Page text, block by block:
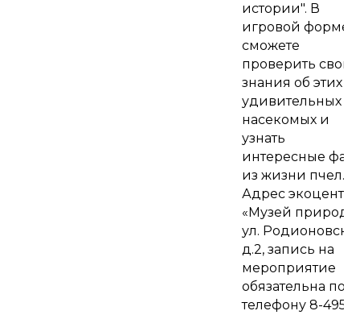
истории". В
игровой форме
сможете
проверить свои
знания об этих
удивительных
насекомых и
узнать
интересные
из жизни пчел.
Адрес экоцентра
«Музей
ул.
д.2, запись на
мероприятие
обязательна по
телефону 8-495-